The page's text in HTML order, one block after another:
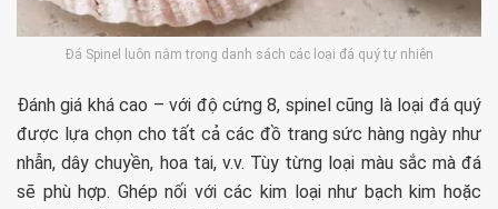
Đá Spinel luôn nằm trong danh sách các loại đá quý tự nhiên
Đánh giá khá cao – với độ cứng 8, spinel cũng là loại đá quý
được lựa chọn cho tất cả các đồ trang sức hàng ngày như
nhẫn, dây chuyền, hoa tai, v.v. Tùy từng loại màu sắc mà đá
sẽ phù hợp. Ghép nối với các kim loại như bạch kim hoặc